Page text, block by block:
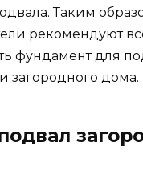
Таким
рекомендуют
фундамент для
загородного дома.